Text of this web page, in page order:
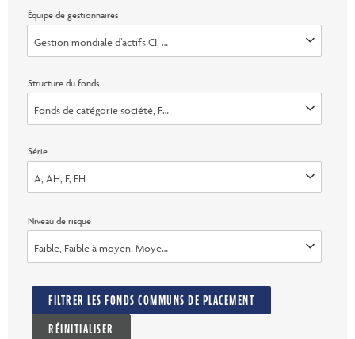
Équipe de gestionnaires
Gestion mondiale d’actifs CI, Invesco Advisers, Inc., Marret (faisant
Structure du fonds
Fonds de catégorie société, Fonds de fiducie
Série
A, AH, F, FH
Niveau de risque
Faible, Faible à moyen, Moyen, Moyen &agrave; &eacute;lev&eacute;,
FILTRER LES FONDS COMMUNS DE PLACEMENT
RÉINITIALISER